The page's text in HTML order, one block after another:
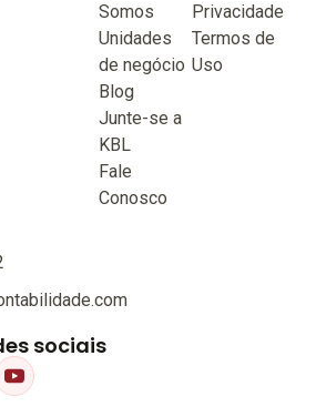
Somos
Unidades
de negócio
Blog
Junte-se a
KBL
Fale
Conosco
Privacidade
Termos de
Uso
sociais